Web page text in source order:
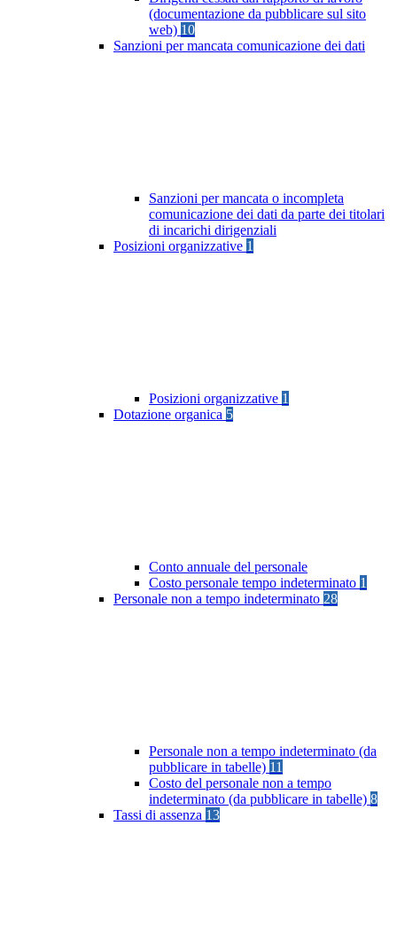
(documentazione da pubblicare sul sito
web) 10
Sanzioni per mancata comunicazione dei dati
Sanzioni per mancata o incompleta
comunicazione dei dati da parte dei titolari
di incarichi dirigenziali
Posizioni organizzative 1
Posizioni organizzative 1
Dotazione organica 5
Conto annuale del personale
Costo personale tempo indeterminato 1
Personale non a tempo indeterminato 28
Personale non a tempo indeterminato (da
pubblicare in tabelle) 11
Costo del personale non a tempo
indeterminato (da pubblicare in tabelle) 8
Tassi di assenza 13